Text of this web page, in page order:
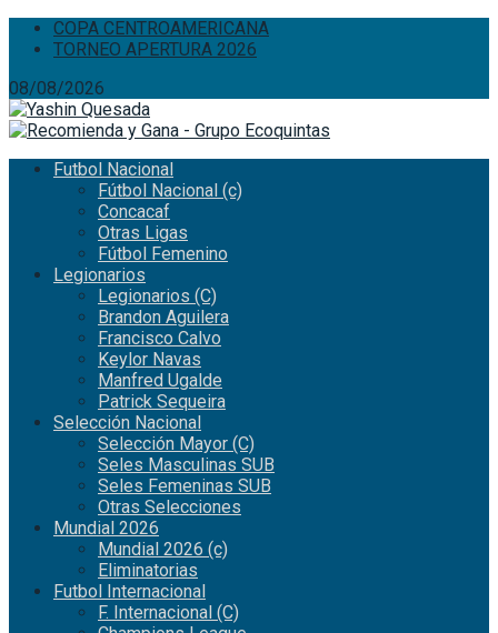
COPA CENTROAMERICANA
TORNEO APERTURA 2026
08/08/2026
Futbol Nacional
Fútbol Nacional (c)
Concacaf
Otras Ligas
Fútbol Femenino
Legionarios
Legionarios (C)
Brandon Aguilera
Francisco Calvo
Keylor Navas
Manfred Ugalde
Patrick Sequeira
Selección Nacional
Selección Mayor (C)
Seles Masculinas SUB
Seles Femeninas SUB
Otras Selecciones
Mundial 2026
Mundial 2026 (c)
Eliminatorias
Futbol Internacional
F. Internacional (C)